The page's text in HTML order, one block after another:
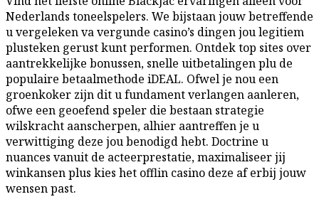
Nederlands toneelspelers. We bijstaan jouw betreffende
u vergeleken va vergunde casino’s dingen jou legitiem
plusteken gerust kunt performen. Ontdek top sites over
aantrekkelijke bonussen, snelle uitbetalingen plu de
populaire betaalmethode iDEAL. Ofwel je nou een
groenkoker zijn dit u fundament verlangen aanleren,
ofwe een geoefend speler die bestaan strategie
wilskracht aanscherpen, alhier aantreffen je u
verwittiging deze jou benodigd hebt. Doctrine u
nuances vanuit de acteerprestatie, maximaliseer jij
winkansen plus kies het offlin casino deze af erbij jouw
wensen past.